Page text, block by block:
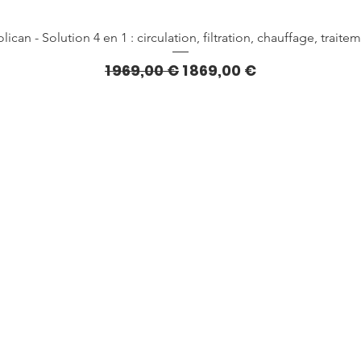
Aperçu rapide
- Solution 4 en 1 : circulation, filtration, chauffage,
Prix original
1 969,00 € Prix promotionnel
1 869,00 €